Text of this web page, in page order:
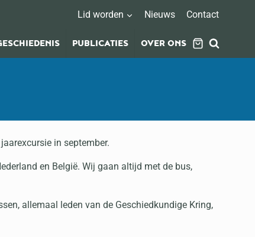
Lid worden Nieuws Contact
PUBLICATIES OVER ONS
in september.
en België. Wij gaan altijd met de bus,
allemaal leden van de Geschiedkundige Kring,